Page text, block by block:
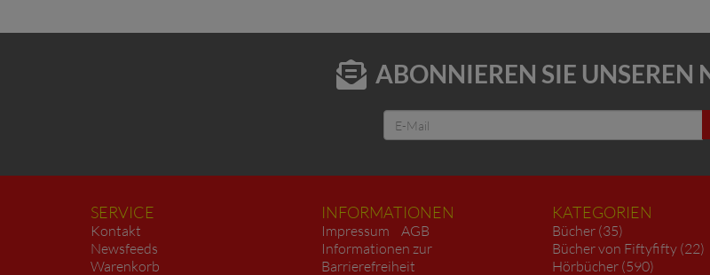
ABONNIEREN SIE UNSEREN
SERVICE
Kontakt
Newsfeeds
Warenkorb
INFORMATIONEN
Impressum
AGB
Informationen zur
Barrierefreiheit
KATEGORIEN
Bücher (35)
Bücher von Fiftyfifty (22)
Hörbücher (590)